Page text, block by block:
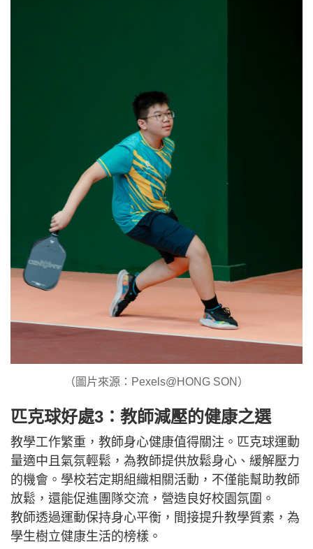
（圖片來源：Pexels@HONG SON）
匹克球好處3：教師減壓的健康之選
教學工作繁重，教師身心健康值得關注。匹克球運動
量適中且氣氛輕鬆，為教師提供放鬆身心、緩解壓力
的機會。學校若定期組織相關活動，不僅能幫助教師
放鬆，還能促進團隊交流，營造良好校園氛圍。
教師透過運動保持身心平衡，間接提升教學質素，為
學生樹立健康生活的榜樣。